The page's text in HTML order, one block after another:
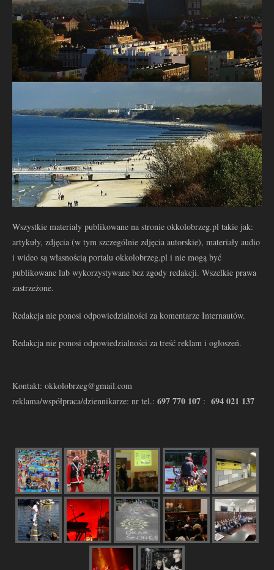
Wszystkie materiały publikowane na stronie okkolobrzeg.pl takie jak:
artykuły, zdjęcia (w tym szczególnie zdjęcia autorskie), materiały audio
i wideo są własnością portalu okkolobrzeg.pl i nie mogą być
publikowane lub wykorzystywane bez zgody redakcji. Wszelkie prawa
zastrzeżone.
Redakcja nie ponosi odpowiedzialności za komentarze Internautów.
Redakcja nie ponosi odpowiedzialności za treść reklam i ogłoszeń.
Kontakt: okkolobrzeg@gmail.com
reklama/współpraca/dziennikarze: nr tel.: 697 770 107 : 694 021 137